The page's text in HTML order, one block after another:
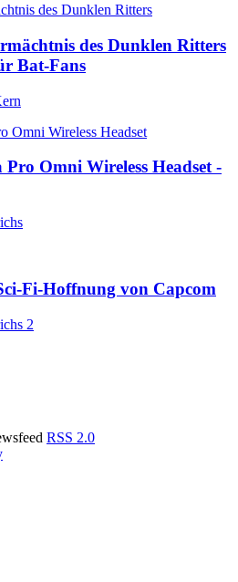
des Dunklen Ritters
Bat-Fans
Pro Omni Wireless Headset -
Fi-Hoffnung von Capcom
2
RSS 2.0